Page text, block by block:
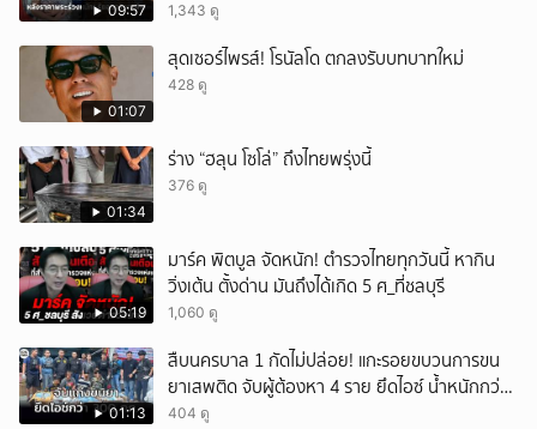
09:57 1,343 ดู
01:07
สุดเซอร์ไพรส์! โรนัลโด ตกลงรับบทบาทใหม่
428 ดู
01:34
ร่าง “ฮลุน โซโล่” ถึงไทยพรุ่งนี้
376 ดู
05:19
มาร์ค พิตบูล จัดหนัก! ตำรวจไทยทุกวันนี้ หากิน
วิ่งเต้น ตั้งด่าน มันถึงได้เกิด 5 ศ_ที่ชลบุรี
1,060 ดู
01:13
สืบนครบาล 1 กัดไม่ปล่อย! แกะรอยขบวนการขน
ยาเสพติด จับผู้ต้องหา 4 ราย ยึดไอซ์ น้ำหนักกว่า
300 กก. ก่อนเข้ากลางกรุง
404 ดู